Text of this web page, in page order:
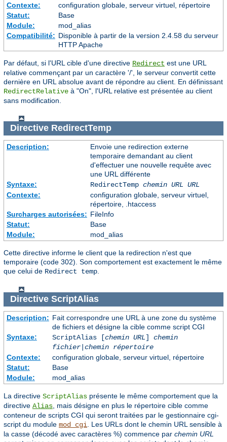
Contexte:
configuration globale, serveur virtuel, répertoire
Statut:
Base
Module:
mod_alias
Compatibilité: Disponible à partir de la version 2.4.58 du serveur
HTTP Apache
Par défaut, si l'URL cible d'une directive Redirect est une URL
relative commençant par un caractère '/', le serveur convertit cette
dernière en URL absolue avant de répondre au client. En définissant
RedirectRelative à "On", l'URL relative est présentée au client
sans modification.
Directive RedirectTemp
Description:
Envoie une redirection externe
temporaire demandant au client
d'effectuer une nouvelle requête avec
une URL différente
Syntaxe:
RedirectTemp chemin URL URL
Contexte:
configuration globale, serveur virtuel,
répertoire, .htaccess
Surcharges autorisées: FileInfo
Statut:
Base
Module:
mod_alias
Cette directive informe le client que la redirection n'est que
temporaire (code 302). Son comportement est exactement le même
que celui de Redirect temp
Directive ScriptAlias
Description: Fait correspondre une URL à une zone du système
de fichiers et désigne la cible comme script CGI
Syntaxe:
ScriptAlias [chemin URL] chemin
fichier| chemin répertoire
Contexte:
configuration globale, serveur virtuel, répertoire
Statut:
Base
Module:
mod_alias
La directive ScriptAlias présente le même comportement que la
directive Alias , mais désigne en plus le répertoire cible comme
conteneur de scripts CGI qui seront traitées par le gestionnaire cgi-
script du module mod_cgi . Les URLs dont le chemin URL sensible à
la casse (décodé avec caractères %) commence par chemin URL